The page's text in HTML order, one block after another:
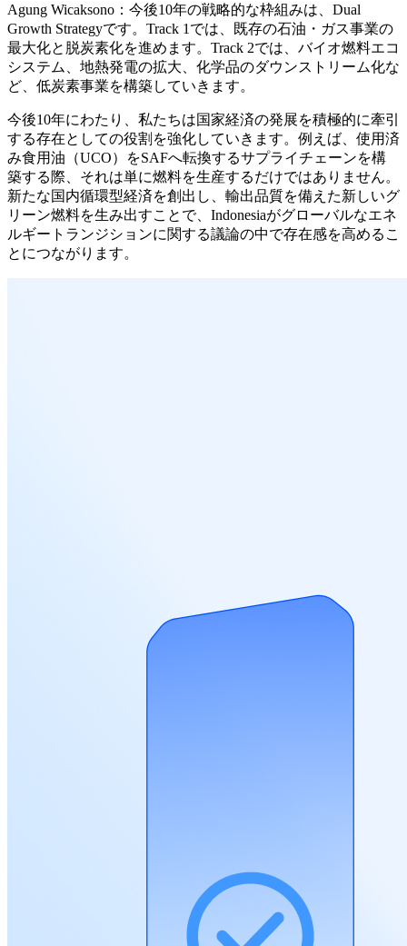
Agung Wicaksono：今後10年の戦略的な枠組みは、Dual
Growth Strategyです。Track 1では、既存の石油・ガス事業の
最大化と脱炭素化を進めます。Track 2では、バイオ燃料エコ
システム、地熱発電の拡大、化学品のダウンストリーム化な
ど、低炭素事業を構築していきます。
今後10年にわたり、私たちは国家経済の発展を積極的に牽引
する存在としての役割を強化していきます。例えば、使用済
み食用油（UCO）をSAFへ転換するサプライチェーンを構
築する際、それは単に燃料を生産するだけではありません。
新たな国内循環型経済を創出し、輸出品質を備えた新しいグ
リーン燃料を生み出すことで、Indonesiaがグローバルなエネ
ルギートランジションに関する議論の中で存在感を高めるこ
とにつながります。